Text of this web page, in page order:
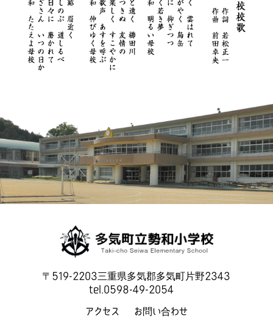
〒519-2203三重県多気郡多気町片野2343
tel.0598-49-2054
アクセス お問い合わせ